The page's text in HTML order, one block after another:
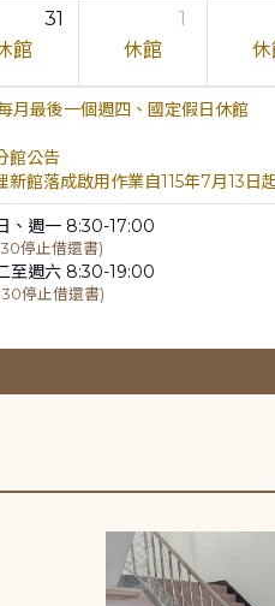
31
館
1
休館
月最後一個週四、國定假日休館
館公告
新館落成啟用作業自115年7月13日
、週一 8:30-17:00
停止借還書)
至週六 8:30-19:00
停止借還書)